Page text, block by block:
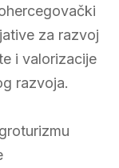
za razvoj
i valorizacije
razvoja.